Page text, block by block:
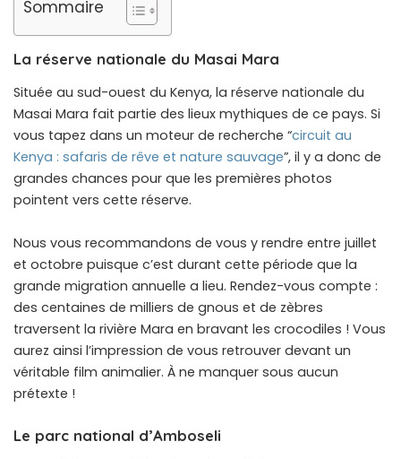
Sommaire
La réserve nationale du Masai Mara
Située au sud-ouest du Kenya, la réserve nationale du
Masai Mara fait partie des lieux mythiques de ce pays. Si
vous tapez dans un moteur de recherche “circuit au
Kenya : safaris de rêve et nature sauvage”, il y a donc de
grandes chances pour que les premières photos
pointent vers cette réserve.
Nous vous recommandons de vous y rendre entre juillet
et octobre puisque c’est durant cette période que la
grande migration annuelle a lieu. Rendez-vous compte :
des centaines de milliers de gnous et de zèbres
traversent la rivière Mara en bravant les crocodiles ! Vous
aurez ainsi l’impression de vous retrouver devant un
véritable film animalier. À ne manquer sous aucun
prétexte !
Le parc national d’Amboseli